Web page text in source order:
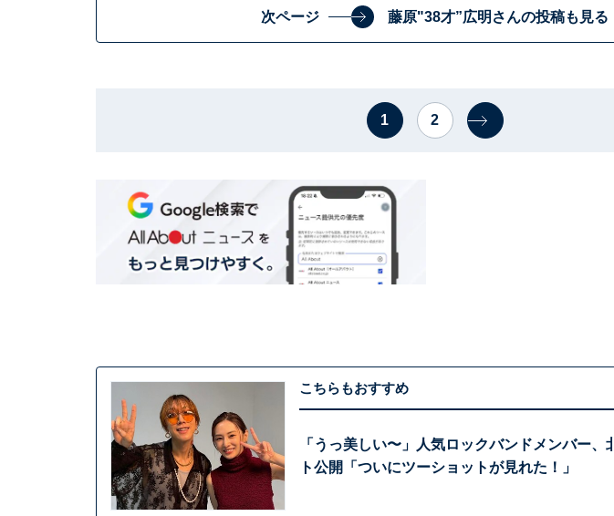
次ページ 藤原"38才”広明さんの投稿も見る
1 2
こちらもおすすめ
「うっ美しい〜」人気ロックバンドメンバー、
ト公開「ついにツーショットが見れた！」